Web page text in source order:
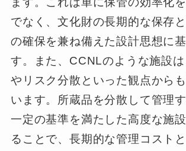
でなく、文化財の長期的な保存
の確保を兼ね備えた設計思想に
す。また、CCNLのような施設
やリスク分散といった観点から
います。所蔵品を分散して管理す
一定の基準を満たした高度な施
ることで、長期的な管理コスト